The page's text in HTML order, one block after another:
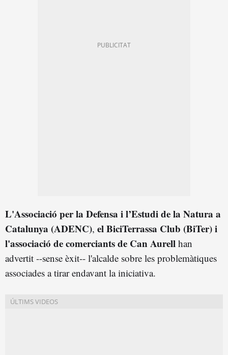
L'Associació per la Defensa i l’Estudi de la Natura a
Catalunya (ADENC), elBiciTerrassa Club (BiTer)i
l'associació decomerciants de Can Aurell han
advertit --sense èxit-- l'alcalde sobre les problemàtiques
associades a tirar endavant la iniciativa.